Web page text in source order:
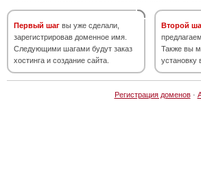
Первый шаг вы уже сделали,
зарегистрировав доменное имя.
Следующими шагами будут заказ
хостинга и создание сайта.
Второй
Также вы
установку
Регистрация доменов·